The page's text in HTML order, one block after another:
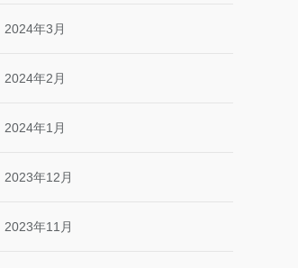
2024年3月
2024年2月
2024年1月
2023年12月
2023年11月